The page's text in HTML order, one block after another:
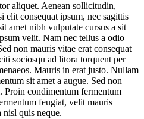
aliquet. Aenean sollicitudin,
elit consequat ipsum, nec sagittis
amet nibh vulputate cursus a sit
velit. Nam nec tellus a odio
non mauris vitae erat consequat
sociosqu ad litora torquent per
Mauris in erat justo. Nullam
sit amet a augue. Sed non
Proin condimentum fermentum
feugiat, velit mauris
nisl quis neque.